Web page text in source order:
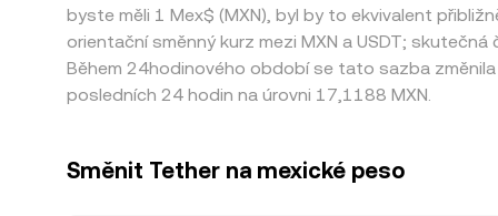
byste měli 1 Mex$ (MXN), byl by to ekvivalent
orientační směnný kurz mezi MXN a USDT;
Během 24hodinového období se tato sazba
posledních 24 hodin na úrovni 17,1188 MXN.
Směnit Tether na mexické peso